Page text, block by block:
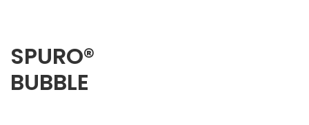
SPURO®
BUBBLE